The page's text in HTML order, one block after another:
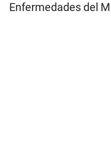
Enfermedades del